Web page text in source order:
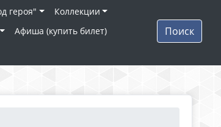
героя"
Коллекции
Афиша (купить билет)
Поиск